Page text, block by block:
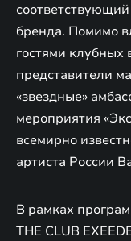
бренда. Помимо
гостями
представители
«звездные»
мероприятия
всемирно
артиста России
В рамках
THE CLUB